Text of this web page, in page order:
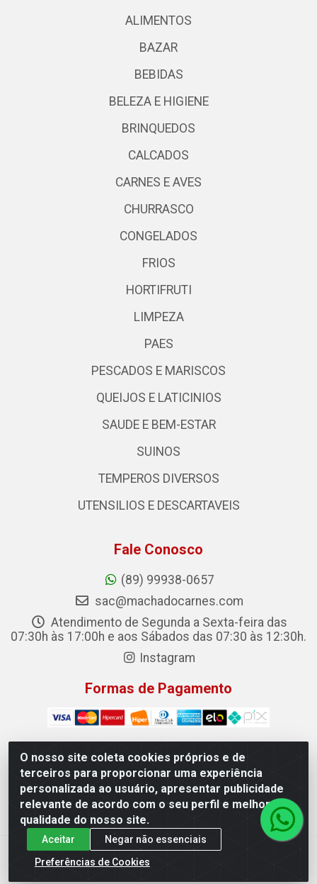
O nosso site coleta cookies próprios e de
terceiros para proporcionar uma experiência
personalizada ao usuário, apresentar publicidade
relevante de acordo com o seu perfil e melhorar a
qualidade do nosso site.
Aceitar
Negar não essenciais
Preferências de Cookies
ALIMENTOS
BAZAR
BEBIDAS
BELEZA E HIGIENE
BRINQUEDOS
CALCADOS
CARNES E AVES
CHURRASCO
CONGELADOS
FRIOS
HORTIFRUTI
LIMPEZA
PAES
PESCADOS E MARISCOS
QUEIJOS E LATICINIOS
SAUDE E BEM-ESTAR
SUINOS
TEMPEROS DIVERSOS
UTENSILIOS E DESCARTAVEIS
Fale Conosco
(89) 99938-0657
sac@machadocarnes.com
Atendimento de Segunda a Sexta-feira das
07:30h às 17:00h e aos Sábados das 07:30 às 12:30h.
Instagram
Formas de Pagamento
Machado Carnes Distribuidora de Alimentos LTDA -
Logradouro: Avenida Candido Aleixo, 148 - Centro - Oeiras/PI
- CEP 64.500-000 - 31.391.008/0001-50